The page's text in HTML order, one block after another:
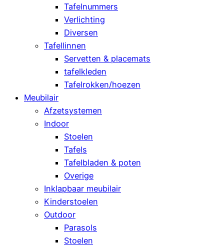
Tafelnummers
Verlichting
Diversen
Tafellinnen
Servetten & placemats
tafelkleden
Tafelrokken/hoezen
Meubilair
Afzetsystemen
Indoor
Stoelen
Tafels
Tafelbladen & poten
Overige
Inklapbaar meubilair
Kinderstoelen
Outdoor
Parasols
Stoelen